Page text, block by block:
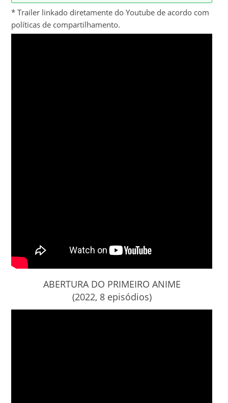
* Trailer linkado diretamente do Youtube de acordo com
políticas de compartilhamento.
ABERTURA DO PRIMEIRO ANIME
(2022, 8 episódios)